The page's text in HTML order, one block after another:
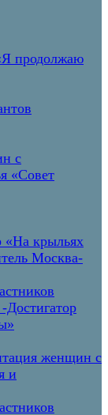
продолжаю
с
«Совет
крыльях
Москва-
женщин с
и